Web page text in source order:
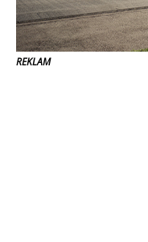
REKLAM